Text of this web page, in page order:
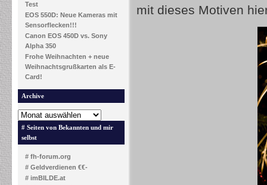
Test
EOS 550D: Neue Kameras mit
Sensorflecken!!!
Canon EOS 450D vs. Sony
Alpha 350
Frohe Weihnachten + neue
Weihnachtsgrußkarten als E-
Card!
Archive
# Seiten von Bekannten und mir
selbst
# fh-forum.org
# Geldverdienen €€-
# imBILDE.at
mit dieses Motiven